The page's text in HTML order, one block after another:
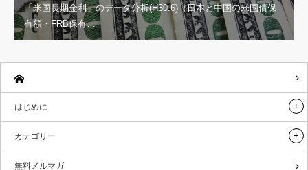
「米国長期金利」のデータ分析(H30.6)（日本と中国の米国債保
有額・FRB保有…
はじめに
カテゴリー
無料メルマガ